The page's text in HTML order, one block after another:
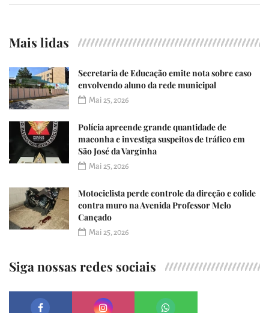
Mais lidas
Secretaria de Educação emite nota sobre caso
envolvendo aluno da rede municipal
Mai 25, 2026
Polícia apreende grande quantidade de
maconha e investiga suspeitos de tráfico em
São José da Varginha
Mai 25, 2026
Motociclista perde controle da direção e colide
contra muro na Avenida Professor Melo
Cançado
Mai 25, 2026
Siga nossas redes sociais